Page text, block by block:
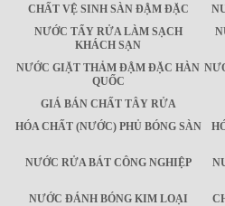
CHẤT VỆ SINH SÀN ĐẬM ĐẶC
NƯỚC TẨY RỬA LÀM SẠCH
KHÁCH SẠN
NƯỚC GIẶT THẢM ĐẬM ĐẶC HÀN
QUỐC
GIÁ BÁN CHẤT TÂY RỬA
HÓA CHẤT (NƯỚC) PHỦ BÓNG SÀN
NƯỚC RỬA BÁT CÔNG NGHIỆP
NƯỚC ĐÁNH BÓNG KIM LOẠI